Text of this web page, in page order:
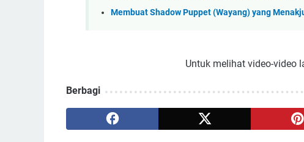
Membuat Shadow Puppet (Wayang) yang
Untuk melihat video-video
Berbagi